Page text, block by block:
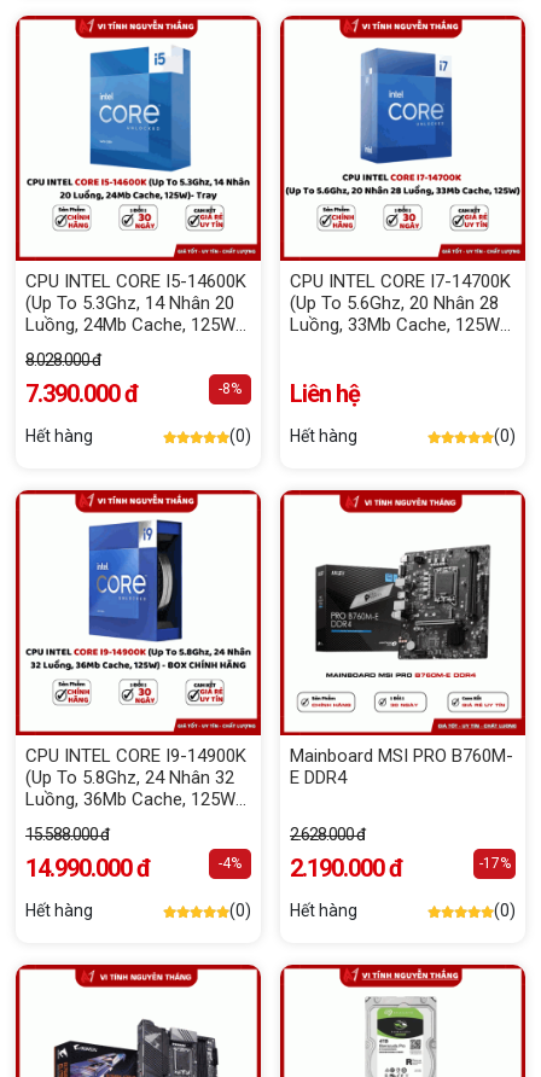
CPU INTEL CORE I5-14600K
(Up To 5.3Ghz, 14 Nhân 20
Luồng, 24Mb Cache, 125W)-
8.028.000 đ
7.390.000 đ -8%
Hết hàng (0)
CPU INTEL CORE I7-14700K
(Up To 5.6Ghz, 20 Nhân 28
Luồng, 33Mb Cache, 125W)
Liên hệ
Hết hàng (0)
CPU INTEL CORE I9-14900K
(Up To 5.8Ghz, 24 Nhân 32
Luồng, 36Mb Cache, 125W)
15.588.000 đ
14.990.000 đ -4%
Hết hàng (0)
Mainboard MSI PRO B760M-
E DDR4
2.628.000 đ
2.190.000 đ -17%
Hết hàng (0)